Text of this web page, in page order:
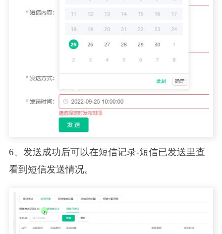
6、发送成功后可以在短信记录-短信已发送里查
看到短信发送情况。